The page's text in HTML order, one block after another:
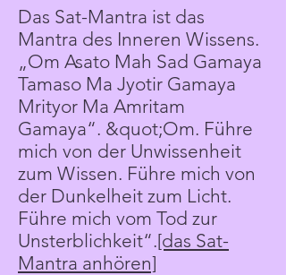
Das Sat-Mantra ist das
Mantra des Inneren Wissens.
„Om Asato Mah Sad Gamaya
Tamaso Ma Jyotir Gamaya
Mrityor Ma Amritam
Gamaya“. &quot;Om. Führe
mich von der Unwissenheit
zum Wissen. Führe mich von
der Dunkelheit zum Licht.
Führe mich vom Tod zur
Unsterblichkeit“.[das Sat-
Mantra anhören]